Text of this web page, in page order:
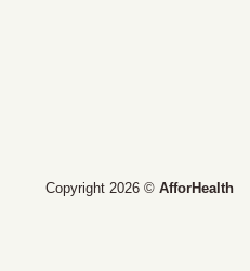
Copyright 2026 © AfforHealth